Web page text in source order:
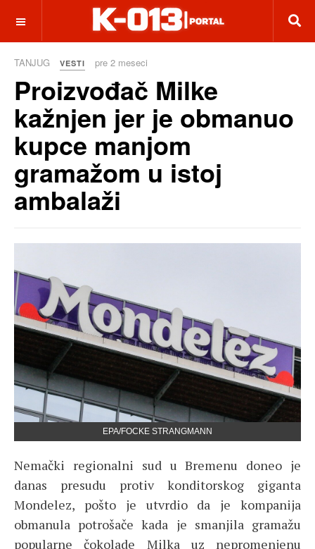
OFF CANVAS
TANJUG VESTI pre 2 meseci
Proizvođač Milke
kažnjen jer je obmanuo
kupce manjom
gramažom u istoj
ambalaži
EPA/FOCKE STRANGMANN
Nemački regionalni sud u Bremenu doneo je
danas presudu protiv konditorskog giganta
Mondelez, pošto je utvrdio da je kompanija
obmanula potrošače kada je smanjila gramažu
popularne čokolade Milka uz nepromenjenu